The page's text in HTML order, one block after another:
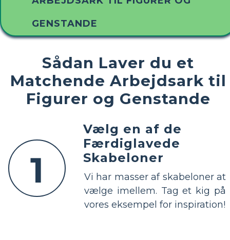
GENSTANDE
Sådan Laver du et
Matchende Arbejdsark til
Figurer og Genstande
1
Vælg en af ​​de
Færdiglavede
Skabeloner
Vi har masser af skabeloner at
vælge imellem. Tag et kig på
vores eksempel for inspiration!